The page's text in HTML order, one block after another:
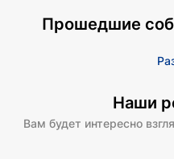
Прошедшие
Наши
Вам будет интересно